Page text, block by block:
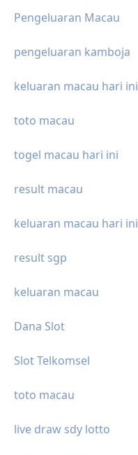
Pengeluaran Macau
pengeluaran kamboja
keluaran macau hari ini
toto macau
togel macau hari ini
result macau
keluaran macau hari ini
result sgp
keluaran macau
Dana Slot
Slot Telkomsel
toto macau
live draw sdy lotto